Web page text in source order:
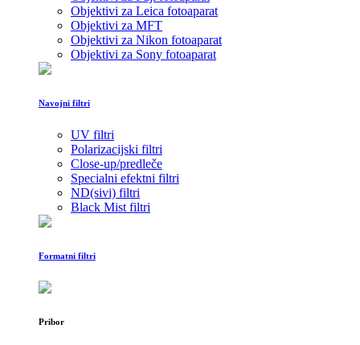
Objektivi za Leica fotoaparat
Objektivi za MFT
Objektivi za Nikon fotoaparat
Objektivi za Sony fotoaparat
Navojni filtri
UV filtri
Polarizacijski filtri
Close-up/predleče
Specialni efektni filtri
ND(sivi) filtri
Black Mist filtri
Formatni filtri
Pribor